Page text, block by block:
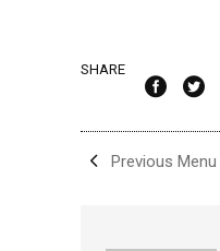
SHARE
Previous